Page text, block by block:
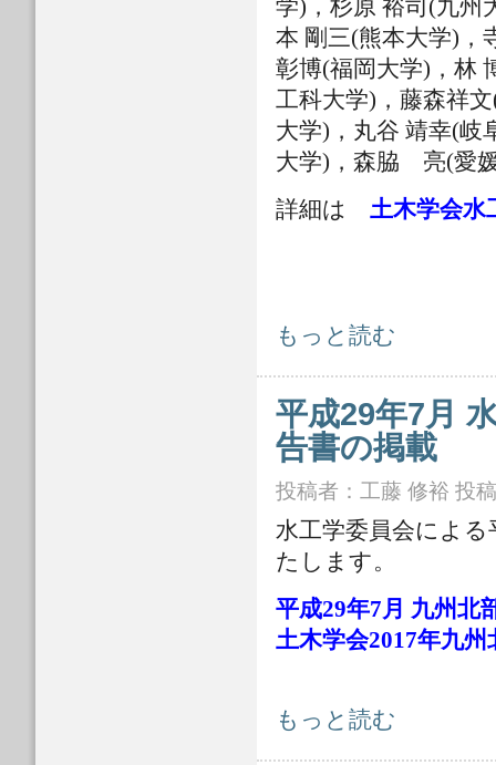
学)，杉原 裕司(九州
本 剛三(熊本大学)，
彰博(福岡大学)，林
工科大学)，藤森祥
大学)，丸谷 靖幸(岐
大学)，森脇 亮(愛
詳細は 土木学会水
水工学委員会 令和2年7月九州豪雨
もっと読む
平成29年7月
告書の掲載
投稿者： 工藤 修裕 投
水工学委員会による
たします。
平成29年7月 九州北
土木学会2017年九
平成29年7月 水工学委員会 九州北
もっと読む